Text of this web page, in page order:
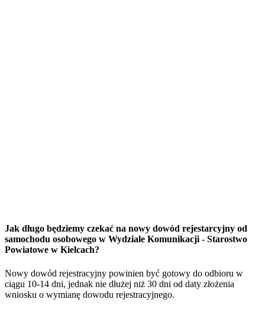
Jak długo będziemy czekać na nowy dowód rejestarcyjny od
samochodu osobowego w Wydziale Komunikacji - Starostwo
Powiatowe w Kielcach?
Nowy dowód rejestracyjny powinien być gotowy do odbioru w
ciągu 10-14 dni, jednak nie dłużej niż 30 dni od daty złożenia
wniosku o wymianę dowodu rejestracyjnego.